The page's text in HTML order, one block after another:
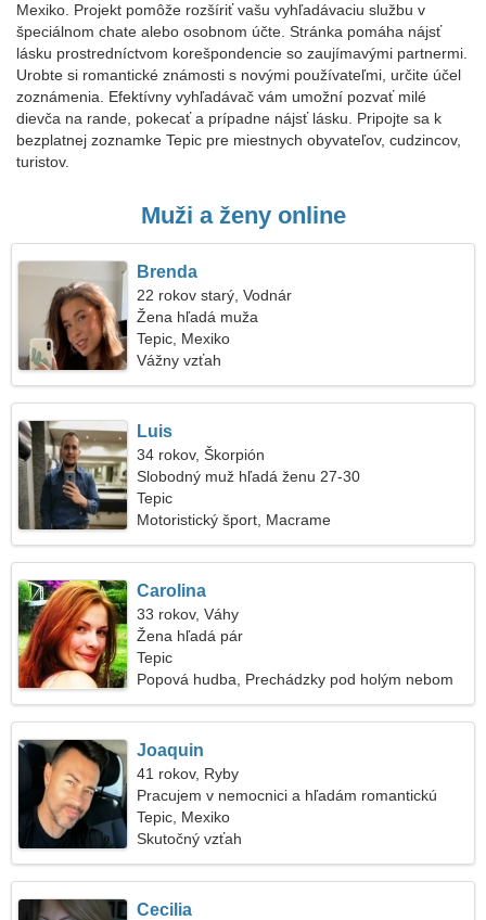
Mexiko. Projekt pomôže rozšíriť vašu vyhľadávaciu službu v
špeciálnom chate alebo osobnom účte. Stránka pomáha nájsť
lásku prostredníctvom korešpondencie so zaujímavými partnermi.
Urobte si romantické známosti s novými používateľmi, určite účel
zoznámenia. Efektívny vyhľadávač vám umožní pozvať milé
dievča na rande, pokecať a prípadne nájsť lásku. Pripojte sa k
bezplatnej zoznamke Tepic pre miestnych obyvateľov, cudzincov,
turistov.
Muži a ženy online
Brenda
22 rokov starý, Vodnár
Žena hľadá muža
Tepic, Mexiko
Vážny vzťah
Luis
34 rokov, Škorpión
Slobodný muž hľadá ženu 27-30
Tepic
Motoristický šport, Macrame
Carolina
33 rokov, Váhy
Žena hľadá pár
Tepic
Popová hudba, Prechádzky pod holým nebom
Joaquin
41 rokov, Ryby
Pracujem v nemocnici a hľadám romantickú
ženu
Tepic, Mexiko
Skutočný vzťah
Cecilia